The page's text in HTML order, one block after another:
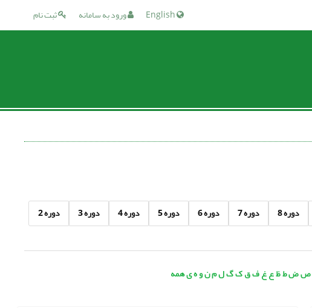
ثبت نام ورود به سامانه
دوره 8 دوره 7 دوره 6 دوره 5 دوره 4 دوره 3
دوره 2
صضطظعغفقکگلمنوهیهمه